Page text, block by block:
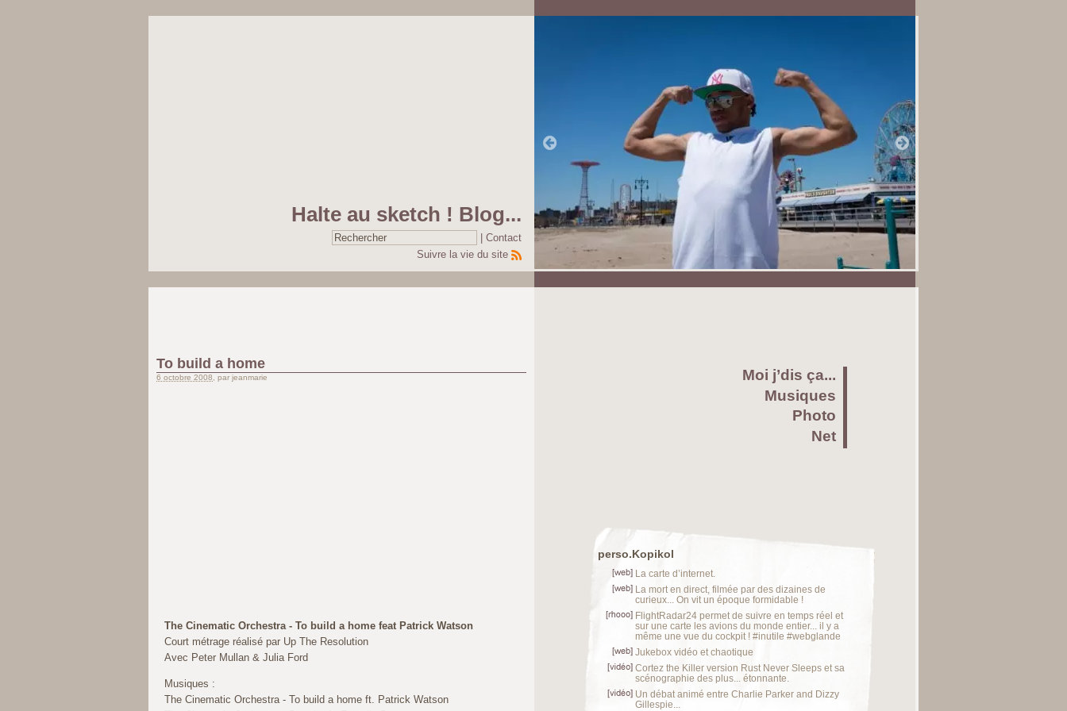
Halte au sketch ! Blog...
Contact
Suivre la vie du site
Pause
To build a home
6 octobre 2008 , par jeanmarie
The Cinematic Orchestra - To build a home feat Patrick Watson
Court métrage réalisé par Up The Resolution
Avec Peter Mullan & Julia Ford
Musiques :
The Cinematic Orchestra - To build a home ft. Patrick Watson
Moi j’dis ça...
Musiques
Photo
Net
perso.Kopikol
La carte d’internet.
La mort en direct, filmée par des dizaines de
curieux... On vit un époque formidable !
FlightRadar24 permet de suivre en temps réel et
sur une carte les avions du monde entier... il y a
même une vue du cockpit ! #inutile #webglande
Jukebox vidéo et chaotique
Cortez the Killer version Rust Never Sleeps et sa
scénographie des plus... étonnante.
Un débat animé entre Charlie Parker and Dizzy
Gillespie...